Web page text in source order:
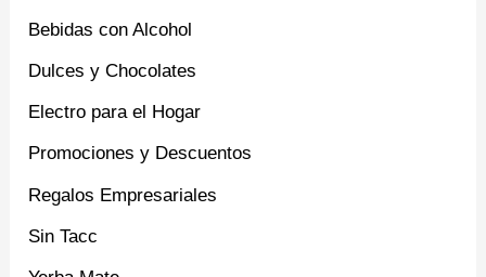
Bebidas con Alcohol
Dulces y Chocolates
Electro para el Hogar
Promociones y Descuentos
Regalos Empresariales
Sin Tacc